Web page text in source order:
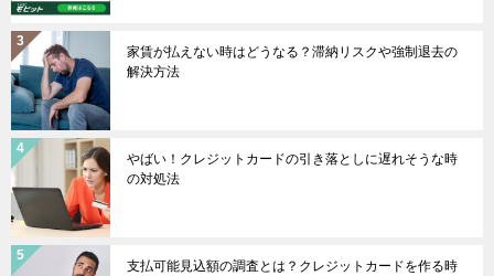
家賃が払えない時はどうなる？滞納リスクや強制退去の
解決方法
やばい！クレジットカードの引き落としに遅れそうな時
の対処法
支払可能見込額の調査とは？クレジットカードを作る時